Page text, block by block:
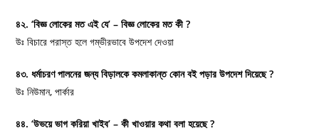
৪২. ‘বিজ্ঞ লোকের মত এই যে’ – বিজ্ঞ লোকের মত কী ?
উঃ বিচারে পরাস্ত হলে গম্ভীরভাবে উপদেশ দেওয়া
৪৩. ধর্মাচরণ পালনের জন্য বিড়ালকে কমলাকান্ত কোন বই পড়ার উপদেশ দিয়েছে ?
উঃ নিউমান, পার্কার
৪৪. ‘উভয়ে ভাগ করিয়া খাইব’ – কী খাওয়ার কথা বলা হয়েছে ?